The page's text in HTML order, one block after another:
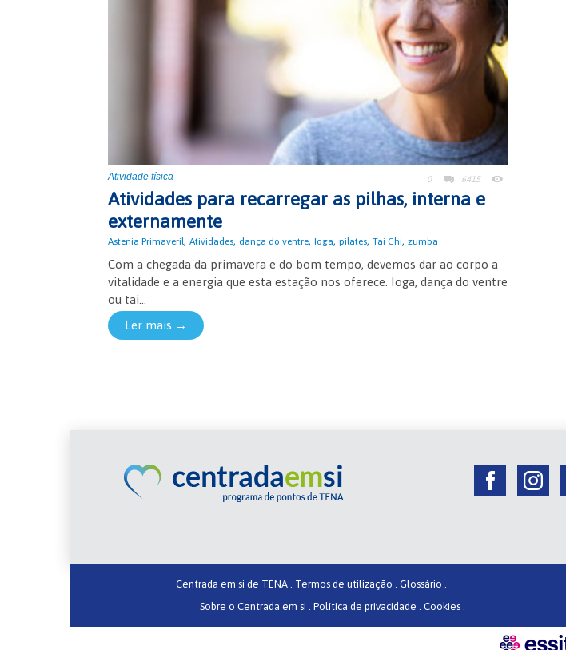
Atividade física 0 6415
Atividades para recarregar as pilhas, interna e
externamente
Astenia Primaveril, Atividades, dança do ventre, Ioga, pilates, Tai Chi, zumba
Com a chegada da primavera e do bom tempo, devemos dar ao corpo a
vitalidade e a energia que esta estação nos oferece. Ioga, dança do ventre
ou tai...
Ler mais →
Centrada em si de TENA . Termos de utilização .
Glossário .
Sobre o Centrada em si .
Política de privacidade . Cookies .